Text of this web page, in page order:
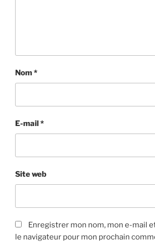
Nom*
E-mail*
Site web
Enregistrer mon nom, mon e-mail
le navigateur pour mon prochain